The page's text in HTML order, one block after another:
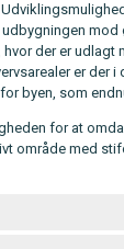
hvor der er
er der
byen, som
for at
område med